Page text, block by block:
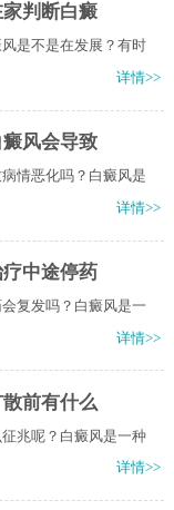
判断白癜
是不是在发展？有时
详情>>
风会导致
情恶化吗？白癜风是
详情>>
中途停药
复发吗？白癜风是一
详情>>
前有什么
兆呢？白癜风是一种
详情>>